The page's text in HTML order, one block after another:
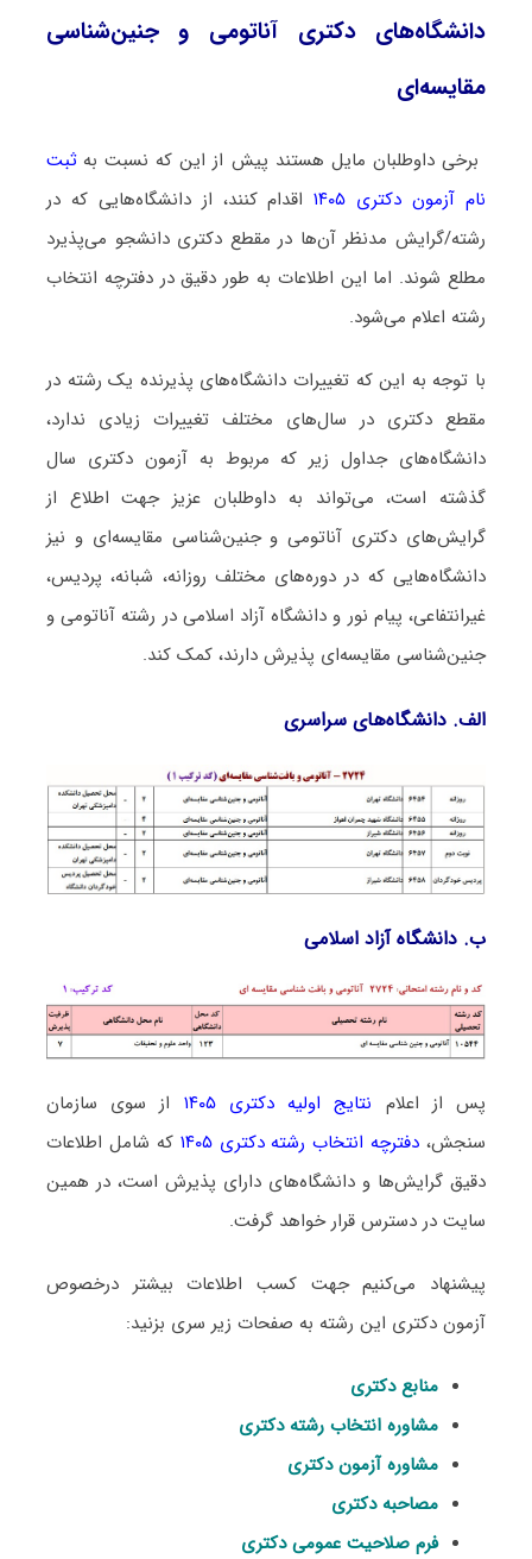
دانشگاه‌های دکتری آﻧﺎﺗﻮمی و ﺟﻨﻴﻦﺷﻨﺎسی
ﻣﻘﺎﻳﺴﻪای
برخی داوطلبان مایل هستند پیش از این که نسبت به ثبت
نام آزمون دکتری ۱۴۰۵
اقدام کنند، از دانشگاه‌هایی که در
رشته/گرایش مدنظر آن‌ها در مقطع دکتری دانشجو می‌پذیرد
مطلع شوند. اما این اطلاعات به طور دقیق در دفترچه انتخاب
رشته اعلام می‌شود.
با توجه به این که تغییرات دانشگاه‌های پذیرنده یک رشته در
مقطع دکتری در سال‌های مختلف تغییرات زیادی ندارد،
دانشگاه‌های جداول زیر که مربوط به آزمون دکتری سال
گذشته است، می‌تواند به داوطلبان عزیز جهت اطلاع از
گرایش‌های دکتری آﻧﺎﺗﻮمی و ﺟﻨﻴﻦﺷﻨﺎسی ﻣﻘﺎﻳﺴﻪای و نیز
دانشگاه‌هایی که در دوره‌های مختلف روزانه، شبانه، پردیس،
غیرانتفاعی، پیام نور و دانشگاه آزاد اﺳﻼمی در رشته آﻧﺎﺗﻮمی و
ﺟﻨﻴﻦﺷﻨﺎسی ﻣﻘﺎﻳﺴﻪای پذیرش دارند، کمک کند.
الف. دانشگاه‌های سراسری
ب. دانشگاه آزاد اﺳﻼمی
پس از اعلام نتایج اولیه دکتری ۱۴۰۵
از سوی سازمان
سنجش، دفترچه انتخاب رشته دکتری ۱۴۰۵
که شامل اطلاعات
دقیق گرایش‌ها و دانشگاه‌های دارای پذیرش است، در همین
سایت در دسترس قرار خواهد گرفت.
پیشنهاد می‌کنیم جهت کسب اطلاعات بیشتر درخصوص
آزمون دکتری این رشته به صفحات زیر سری بزنید:
منابع دکتری
مشاوره انتخاب رشته دکتری
مشاوره آزمون دکتری
مصاحبه دکتری
فرم صلاحیت عمومی دکتری